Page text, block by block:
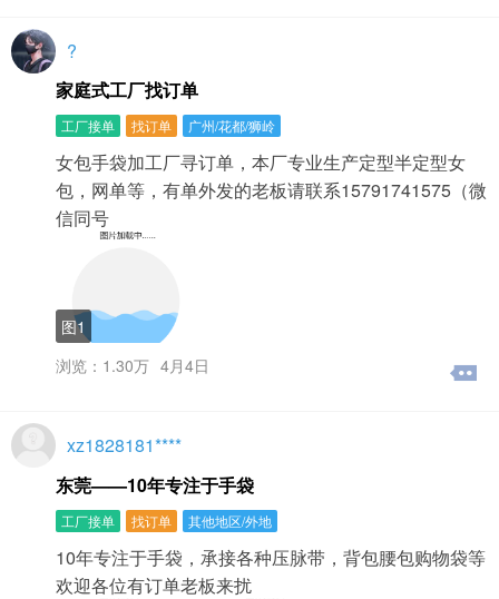
?
家庭式工厂找订单
工厂接单 找订单 广州/花都/狮岭
女包手袋加工厂寻订单，本厂专业生产定型半定型女
包，网单等，有单外发的老板请联系15791741575（微
信同号
图1
浏览：1.30万 4月4日
xz1828181****
东莞——10年专注于手袋
工厂接单 找订单 其他地区/外地
10年专注于手袋，承接各种压脉带，背包腰包购物袋等
欢迎各位有订单老板来扰